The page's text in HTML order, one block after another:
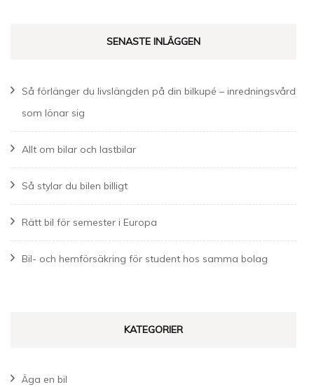
SENASTE INLÄGGEN
Så förlänger du livslängden på din bilkupé – inredningsvård
som lönar sig
Allt om bilar och lastbilar
Så stylar du bilen billigt
Rätt bil för semester i Europa
Bil- och hemförsäkring för student hos samma bolag
KATEGORIER
Äga en bil